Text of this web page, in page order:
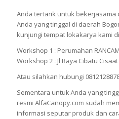
Anda tertarik untuk bekerjasama
Anda yang tinggal di daerah
kunjungi tempat lokakarya kami di
Workshop 1 : Perumahan
Workshop 2 : Jl Raya Cibatu
Atau silahkan hubungi
Sementara untuk Anda yang
resmi AlfaCanopy.com sudah
informasi seputar produk dan